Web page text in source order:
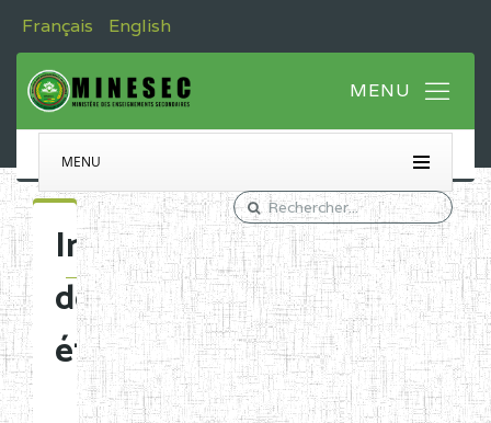
Français English
MENU
Immatriculation
des
établissements